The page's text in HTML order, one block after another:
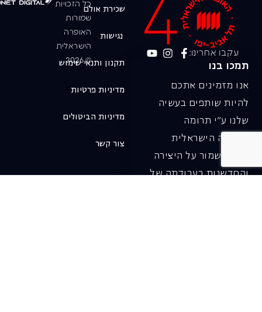
עקבו אחרינו:
תמכו בנו
אנו מזמינים אתכם
להיות שותפים בעשיה
שלנו ע"י תרומה
לאופרה הישראלית
ובכך לשמור על היצירה
והחדשנות בעבודתה של
כל הזכויות
שמורות
האופרה
הישראלית
© 2026
שכירת אולם
נגישות
תקנון ותנאי שימוש
מדיניות פרטיות
מדיניות הביטולים
צור קשר